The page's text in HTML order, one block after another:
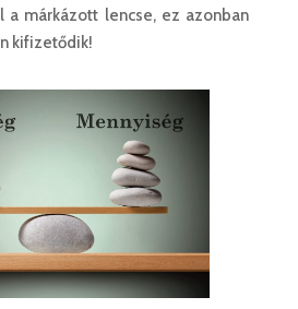
a márkázott lencse, ez azonban
kifizetődik!